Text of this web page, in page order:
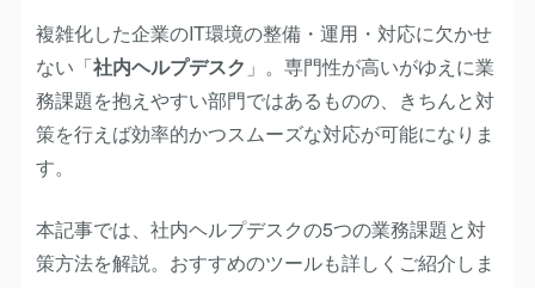
複雑化した企業のIT環境の整備・運用・対応に欠かせ
ない「社内ヘルプデスク 」。専門性が高いがゆえに業
務課題を抱えやすい部門ではあるものの、きちんと対
策を行えば効率的かつスムーズな対応が可能になりま
す。
本記事では、社内ヘルプデスクの5つの業務課題と対
策方法を解説。おすすめのツールも詳しくご紹介しま